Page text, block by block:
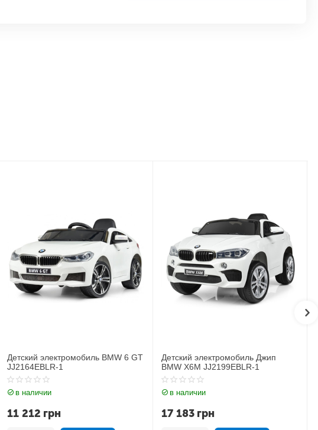
Детский электромобиль Джип
BMW X6M JJ2199EBLR-1
в наличии
17 183грн
Детский электромобиль Джип
Bambi M 4176EBLR-1
в наличии
13 228грн